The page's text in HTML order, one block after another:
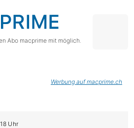
Abo macprime mit möglich.
Werbung auf macprime.ch
Uhr